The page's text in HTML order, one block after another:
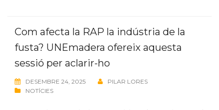
Com afecta la RAP la indústria de la
fusta? UNEmadera ofereix aquesta
sessió per aclarir-ho
DESEMBRE 24, 2025
PILAR LORES
NOTÍCIES